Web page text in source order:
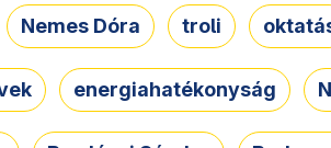
Nemes Dóra troli
energiahatékonyság